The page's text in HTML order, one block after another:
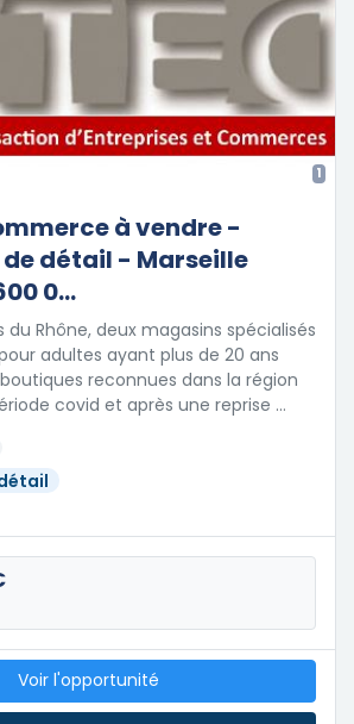
1
à vendre -
détail - Marseille
0...
du Rhône, deux magasins spécialisés
adultes ayant plus de 20 ans
reconnues dans la région
covid et après une reprise …
Voir l'opportunité